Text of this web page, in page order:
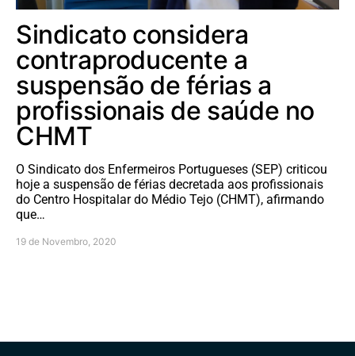
Sindicato considera
contraproducente a
suspensão de férias a
profissionais de saúde no
CHMT
O Sindicato dos Enfermeiros Portugueses (SEP) criticou
hoje a suspensão de férias decretada aos profissionais
do Centro Hospitalar do Médio Tejo (CHMT), afirmando
que…
19 de Novembro, 2020